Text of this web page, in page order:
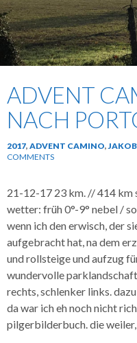
ADVENT
NACH
2017, ADVENT CAMINO,
COMMENTS
21-12-17 23 km. // 414 km
wetter: früh 0°-9° nebel /
wenn ich den erwisch, der
aufgebracht hat, na dem
und rollsteige und aufzug
wundervolle
rechts, schlenker links.
da war ich eh noch nicht
pilgerbilderbuch. die weiler,